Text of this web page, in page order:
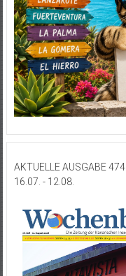
AKTUELLE AUSGABE 474
16.07. - 12.08.